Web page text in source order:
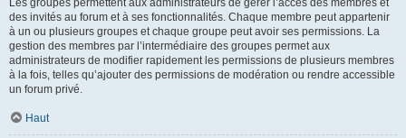
Les groupes permettent aux administrateurs de gérer l’accès des membres et
des invités au forum et à ses fonctionnalités. Chaque membre peut appartenir
à un ou plusieurs groupes et chaque groupe peut avoir ses permissions. La
gestion des membres par l’intermédiaire des groupes permet aux
administrateurs de modifier rapidement les permissions de plusieurs membres
à la fois, telles qu’ajouter des permissions de modération ou rendre accessible
un forum privé.
Haut